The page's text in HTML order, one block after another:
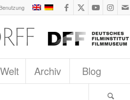
Archiv Blog